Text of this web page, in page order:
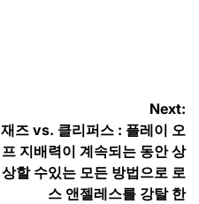
Next:
재즈 vs. 클리퍼스 : 플레이 오
프 지배력이 계속되는 동안 상
상할 수있는 모든 방법으로 로
스 앤젤레스를 강탈 한